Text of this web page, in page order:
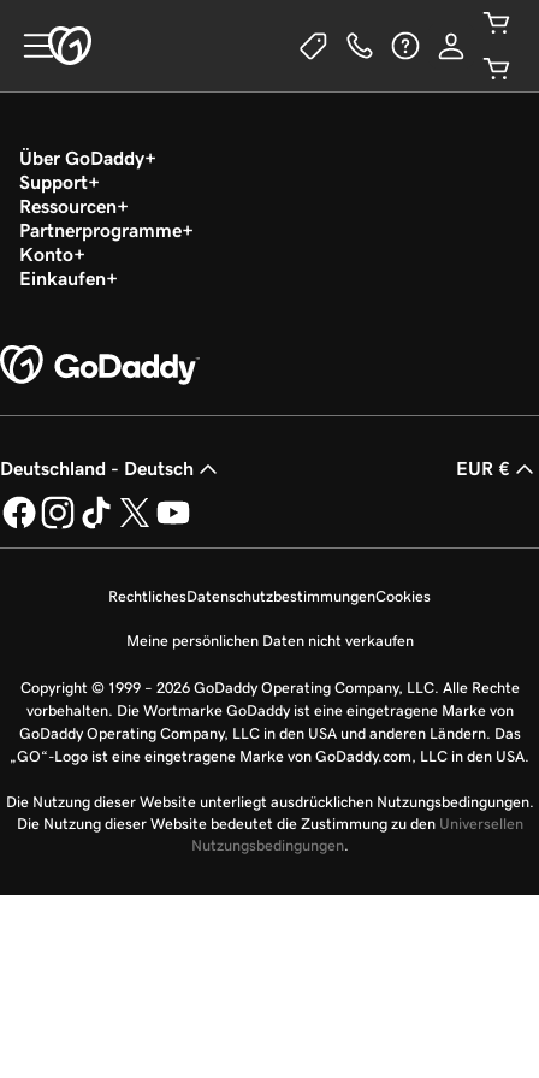
Über GoDaddy
Support
Ressourcen
Partnerprogramme
Konto
Einkaufen
Deutschland - Deutsch EUR €
RechtlichesDatenschutzbestimmungenCookies
Meine persönlichen Daten nicht verkaufen
Copyright © 1999 – 2026 GoDaddy Operating Company, LLC. Alle Rechte
vorbehalten. Die Wortmarke GoDaddy ist eine eingetragene Marke von
GoDaddy Operating Company, LLC in den USA und anderen Ländern. Das
„GO“-Logo ist eine eingetragene Marke von GoDaddy.com, LLC in den USA.
Die Nutzung dieser Website unterliegt ausdrücklichen Nutzungsbedingungen.
Die Nutzung dieser Website bedeutet die Zustimmung zu den Universellen
Nutzungsbedingungen.